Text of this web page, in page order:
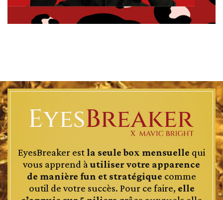
EyesBreaker estla seule box mensuelle qui
vous apprend àutiliser votre apparence
de manière fun et stratégique comme
outil de votre succès. Pour ce faire, elle